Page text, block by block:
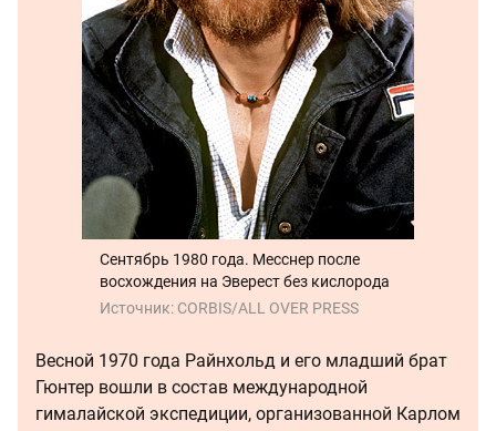
Сентябрь 1980 года. Месснер после
восхождения на Эверест без кислорода
Источник: CORBIS/ALL OVER PRESS
Весной 1970 года Райнхольд и его младший брат
Гюнтер вошли в состав международной
гималайской экспедиции, организованной Карлом